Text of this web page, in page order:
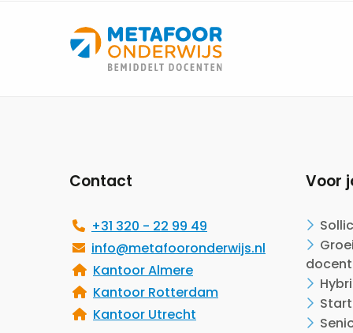
Contact
+31 320 - 22 99 49
info@metafooronderwijs.nl
Kantoor Almere
Kantoor Rotterdam
Kantoor Utrecht
Voor
docent